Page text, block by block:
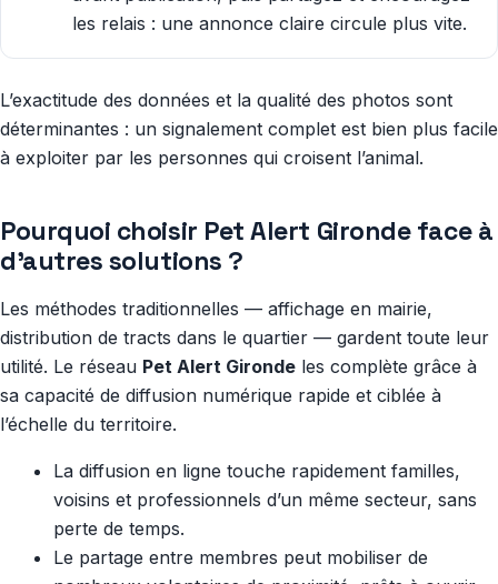
les relais : une annonce claire circule plus vite.
L’exactitude des données et la qualité des photos sont
déterminantes : un signalement complet est bien plus facile
à exploiter par les personnes qui croisent l’animal.
Pourquoi choisir Pet Alert Gironde face à
d’autres solutions ?
Les méthodes traditionnelles — affichage en mairie,
distribution de tracts dans le quartier — gardent toute leur
utilité. Le réseau Pet Alert Gironde les complète grâce à
sa capacité de diffusion numérique rapide et ciblée à
l’échelle du territoire.
La diffusion en ligne touche rapidement familles,
voisins et professionnels d’un même secteur, sans
perte de temps.
Le partage entre membres peut mobiliser de